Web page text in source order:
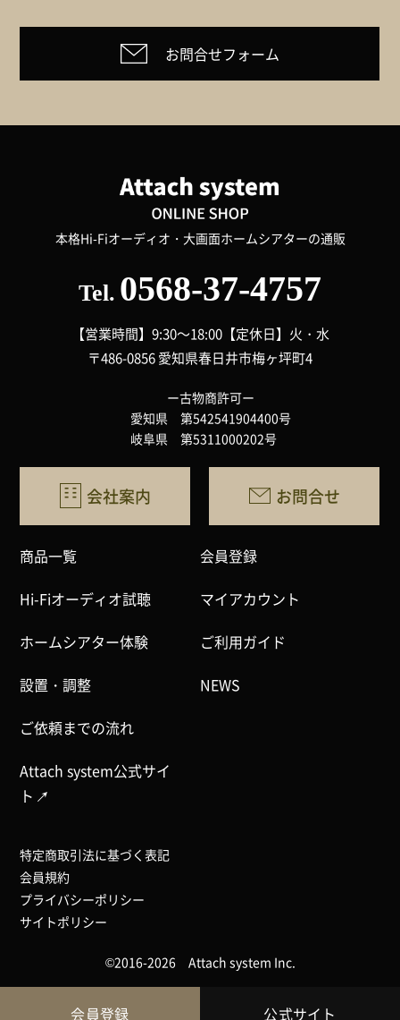
会員登録 公式サイト
お問合せフォーム
本格Hi-Fiオーディオ・大画面ホームシアターの通販
Tel. 0568-37-4757
【営業時間】9:30～18:00【定休日】火・水
〒486-0856 愛知県春日井市梅ヶ坪町4
ー古物商許可ー
愛知県 第542541904400号
岐阜県 第5311000202号
会社案内 お問合せ
商品一覧
Hi-Fiオーディオ試聴
ホームシアター体験
設置・調整
ご依頼までの流れ
Attach system公式サイ
ト
会員登録
マイアカウント
ご利用ガイド
NEWS
特定商取引法に基づく表記
会員規約
プライバシーポリシー
サイトポリシー
©2016-2026 Attach system Inc.